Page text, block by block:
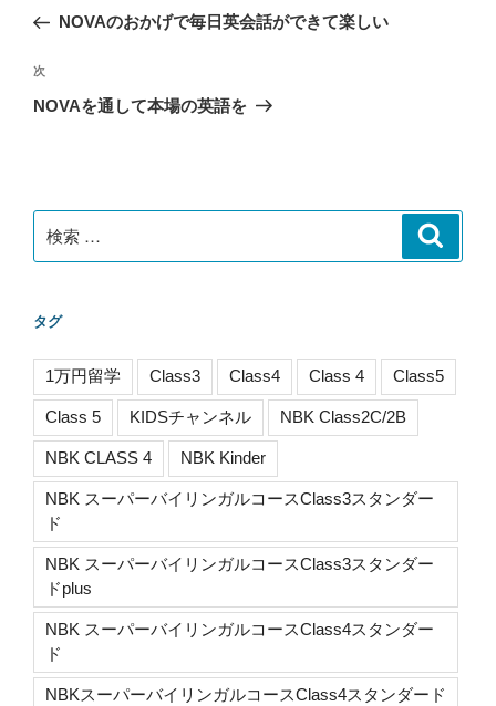
ナ
ビ
ゲ
ン
去
投
NOVAのおかげで毎日英会話ができて楽しい
次
の
次
NOVAを通して本場の英語を
索:
タグ
1万円留学 Class3 Class4 Class 4 Class5
Class 5 KIDSチャンネル NBK Class2C/2B
NBK CLASS 4 NBK Kinder
NBK スーパーバイリンガルコースClass3スタンダー
ド
NBK スーパーバイリンガルコースClass3スタンダー
ドplus
NBK スーパーバイリンガルコースClass4スタンダー
ド
NBKスーパーバイリンガルコースClass4スタンダード